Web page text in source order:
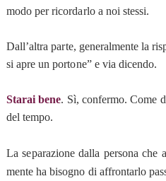
modo per ricordarlo a noi stessi.
Dall’altra parte, generalmente la
si apre un portone” e via dicendo.
Starai bene. Sì, confermo. Come
del tempo.
La separazione dalla persona che a
mente ha bisogno di affrontarlo